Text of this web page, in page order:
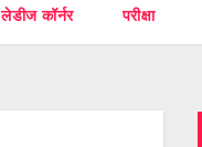
लेडीज कॉर्नर परीक्षा